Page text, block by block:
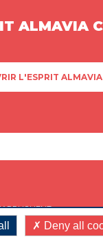
ALMAVIA
L'ESPRIT
Deny all